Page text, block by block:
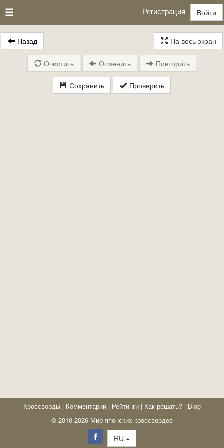
Регистрация Войти
Назад На весь экран
Сохранить Проверить
Очистить Отменить Повторить
Кроссворды | Комментарии | Рейтинги | Как решать? | Blog
© 2010-2026 Мир японских кроссвордов
RU